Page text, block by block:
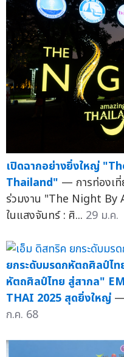
เปิดฉากอย่างยิ่งใหญ่
Thailand" — การท่องเที่
ร่วมงาน "The Night By
ในแสงจันทร์ : ศิ... 29 ม.ค.
ยกระดับมรดกหัตถศิลป์ไ
หัตถศิลป์ไทย สู่สากล"
THAI 2025 สุดยิ่งใหญ่ —
ก.ค. 68